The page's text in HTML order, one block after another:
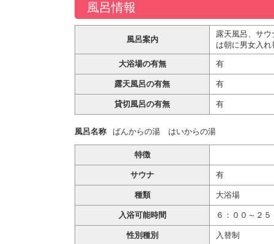
風呂情報
風呂案内
露天風呂、サ
は朝に男女入
大浴場の有無 有
露天風呂の有無 有
貸切風呂の有無 有
風呂名称 ばんからの湯 はいからの湯
特徴
サウナ 有
種類 大浴場
入浴可能時間 ６：００～２５
性別種別 入替制